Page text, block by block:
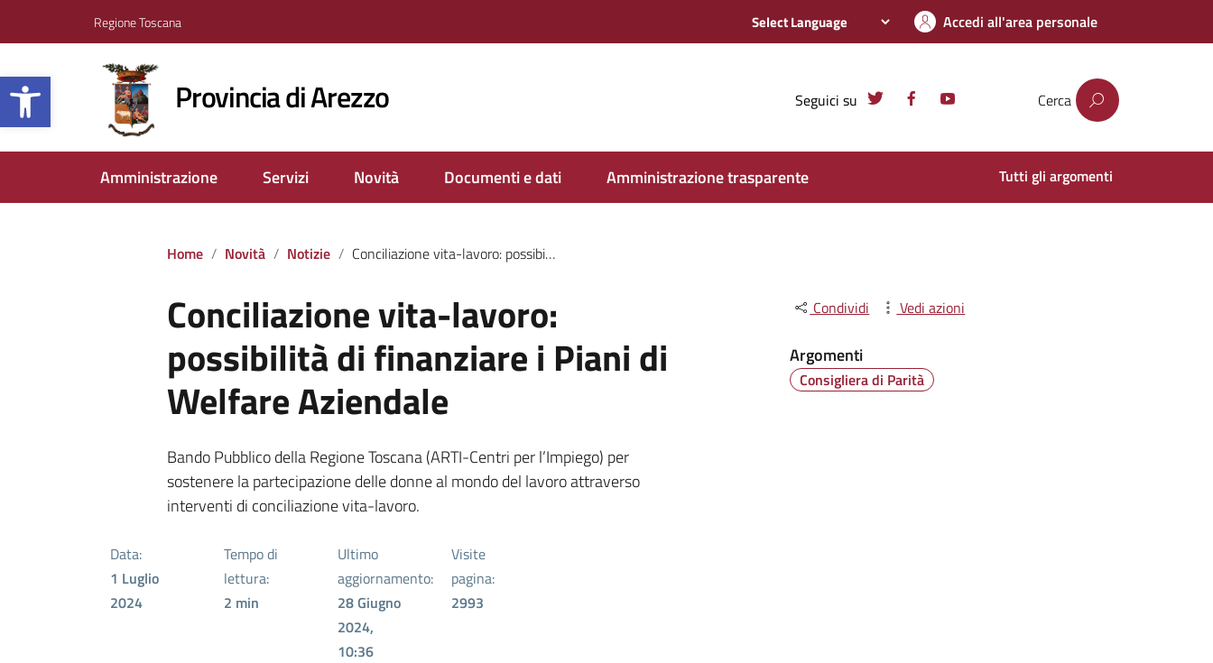
Apri la barra degli strumenti
Regione Toscana Accedi all'area personale
Provincia di Arezzo Seguici su Cerca
Amministrazione Servizi Novità Documenti e dati Amministrazione trasparente Tutti gli argomenti
Home Novità Notizie Conciliazione vita-lavoro: possibilità di finanziare i Piani di Welfare Aziendale
Conciliazione vita-lavoro:
possibilità di finanziare i Piani di
Welfare Aziendale
Bando Pubblico della Regione Toscana (ARTI-Centri per l’Impiego) per
sostenere la partecipazione delle donne al mondo del lavoro attraverso
interventi di conciliazione vita-lavoro.
Condividi Vedi azioni
Argomenti
Consigliera di Parità
Data:
1 Luglio
2024
Tempo di
lettura:
2 min
Ultimo
aggiornamento:
28 Giugno
2024,
10:36
Visite
pagina:
2993